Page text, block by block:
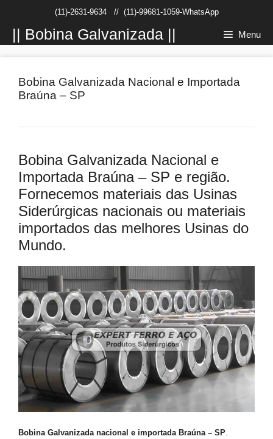
conteúdo
(11)-2631-9634// (11)-99681-1059-WhatsApp
|| Bobina Galvanizada || Menu
Bobina Galvanizada Nacional e Importada
Braúna – SP
Bobina Galvanizada Nacional e
Importada Braúna – SP e região.
Fornecemos materiais das Usinas
Siderúrgicas nacionais ou materiais
importados das melhores Usinas do
Mundo.
Bobina Galvanizada nacional e importada Braúna – SP.